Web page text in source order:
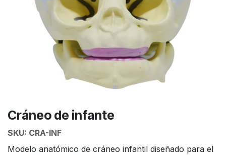
Cráneo de infante
SKU: CRA-INF
Modelo anatómico de cráneo infantil diseñado para el